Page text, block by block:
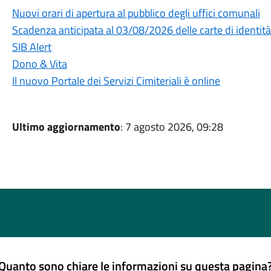
Nuovi orari di apertura al pubblico degli uffici comunali
Scadenza anticipata al 03/08/2026 delle carte di
SIB Alert
Dono & Vita
Il nuovo Portale dei Servizi Cimiteriali è online
Ultimo aggiornamento: 7 agosto 2026, 09:28
sono chiare le informazioni su questa